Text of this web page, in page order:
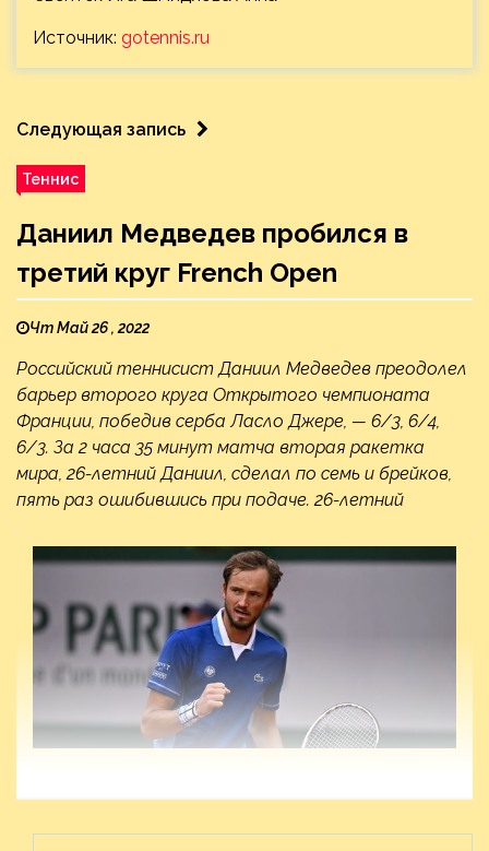
Источник: gotennis.ru
Следующая запись
Теннис
Даниил Медведев пробился в
третий круг French Open
Чт Май 26 , 2022
Российский теннисист Даниил Медведев преодолел
барьер второго круга Открытого чемпионата
Франции, победив серба Ласло Джере, — 6/3, 6/4,
6/3. За 2 часа 35 минут матча вторая ракетка
мира, 26-летний Даниил, сделал по семь и брейков,
пять раз ошибившись при подаче. 26-летний